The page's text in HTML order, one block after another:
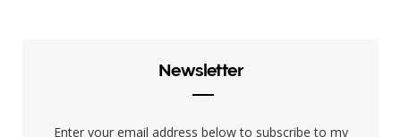
Newsletter
Enter your email address below to subscribe to my